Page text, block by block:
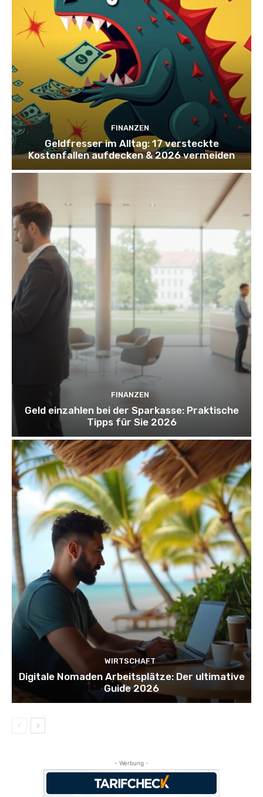
FINANZEN
Geldfresser im Alltag: 17 versteckte
Kostenfallen aufdecken & 2026 vermeiden
FINANZEN
Geld einzahlen bei der Sparkasse: Praktische
Tipps für Sie 2026
WIRTSCHAFT
Digitale Nomaden Arbeitsplätze: Der ultimative
Guide 2026
- Werbung -